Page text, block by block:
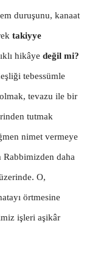
duruşunu, kanaat
takiyye
hikâye değil mi?
tebessümle
tevazu ile bir
tutmak
nimet vermeye
Rabbimizden daha
O,
örtmesine
işleri aşikâr